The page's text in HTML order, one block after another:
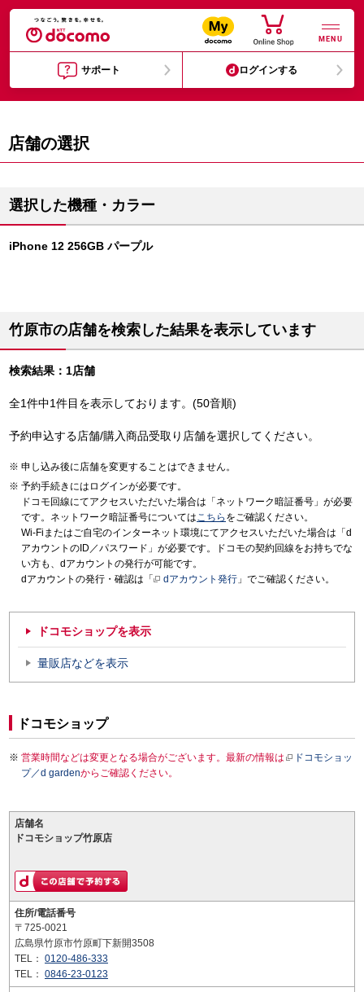
MENU
サポート ログインする
店舗の選択
選択した機種・カラー
iPhone 12 256GB パープル
竹原市の店舗を検索した結果を表示しています
検索結果：1店舗
全1件中1件目を表示しております。(50音順)
予約申込する店舗/購入商品受取り店舗を選択してください。
申し込み後に店舗を変更することはできません。
予約手続きにはログインが必要です。
ドコモ回線にてアクセスいただいた場合は「ネットワーク暗証番号」が必要
です。ネットワーク暗証番号についてはこちら をご確認ください。
Wi-Fiまたはご自宅のインターネット環境にてアクセスいただいた場合は「d
アカウントのID／パスワード」が必要です。ドコモの契約回線をお持ちでな
い方も、dアカウントの発行が可能です。
dアカウントの発行・確認は「
dアカウント発行 」でご確認ください。
ドコモショップを表示
量販店などを表示
ドコモショップ
営業時間などは変更となる場合がございます。最新の情報は
ドコモショッ
プ／d gardenからご確認ください。
店舗名
ドコモショップ竹原店
住所/電話番号
〒725-0021
広島県竹原市竹原町下新開3508
TEL： 0120-486-333
TEL： 0846-23-0123